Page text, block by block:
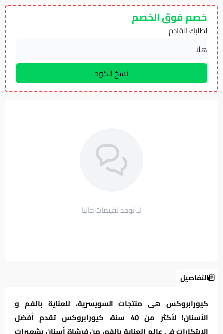
خصم فوق الخصم
لطلبك القادم
لا توجد تقييمات حاليا
التفاصيل
كيورابروكس هى منتجات السويسرية، للعناية بالفم و
الأسنان! لأكثر من 40 سنة، كيورابروكس تقدم أفضل